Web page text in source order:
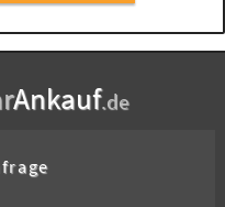
Ankauf.de